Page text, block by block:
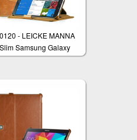
- LEICKE MANNA
Samsung Galaxy
8.4 Case Cover